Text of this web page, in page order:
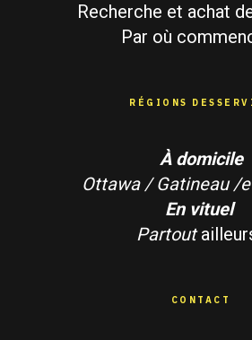
Recherche et achat
Par où
RÉGIONS
À domicile
Ottawa / Gatineau /
En vituel
Partout
CONTACT